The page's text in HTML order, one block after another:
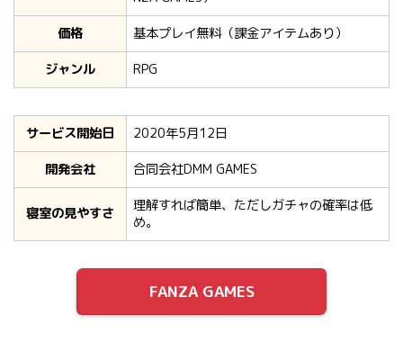
価格
基本プレイ無料（課金アイテムあり）
ジャンル
RPG
サービス開始日
2020年5月12日
開発会社
合同会社DMM GAMES
寝室の見やすさ
理解すれば簡単、ただしガチャの確率は低
め。
FANZA GAMES